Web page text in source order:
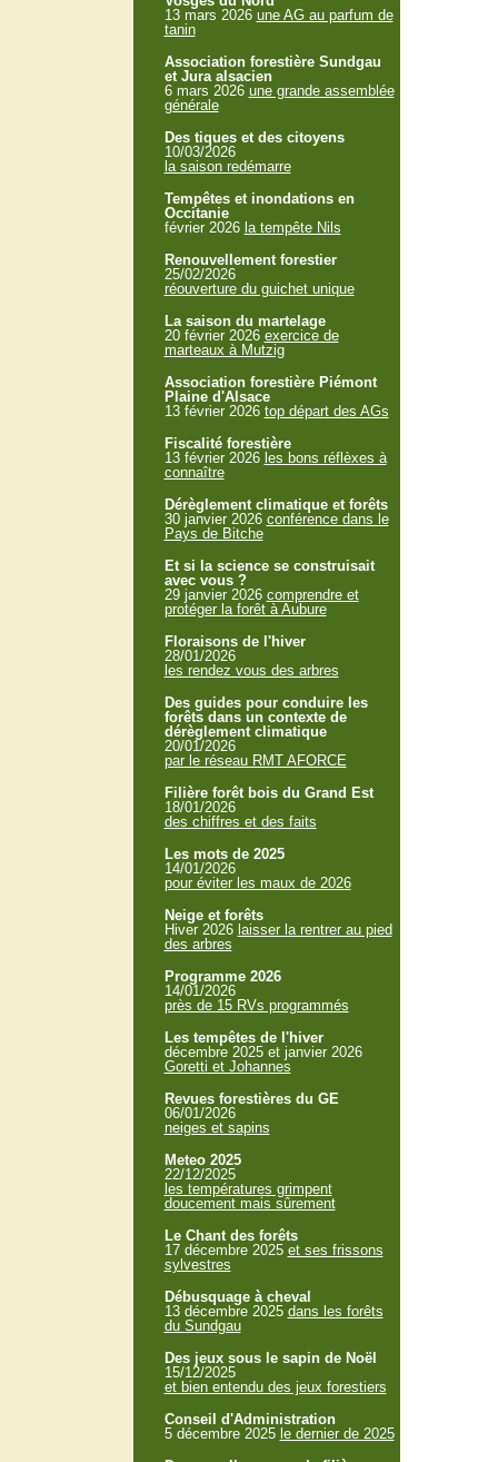
13 mars 2026 une AG au parfum de
tanin
Association forestière Sundgau
et Jura alsacien
6 mars 2026 une grande assemblée
générale
Des tiques et des citoyens
10/03/2026
la saison redémarre
Tempêtes et inondations en
Occitanie
février 2026 la tempête Nils
Renouvellement forestier
25/02/2026
réouverture du guichet unique
La saison du martelage
20 février 2026 exercice de
marteaux à Mutzig
Association forestière Piémont
Plaine d'Alsace
13 février 2026 top départ des AGs
Fiscalité forestière
13 février 2026 les bons réflèxes à
connaître
Dérèglement climatique et forêts
30 janvier 2026 conférence dans le
Pays de Bitche
Et si la science se construisait
avec vous ?
29 janvier 2026 comprendre et
protéger la forêt à Aubure
Floraisons de l'hiver
28/01/2026
les rendez vous des arbres
Des guides pour conduire les
forêts dans un contexte de
dérèglement climatique
20/01/2026
par le réseau RMT AFORCE
Filière forêt bois du Grand Est
18/01/2026
des chiffres et des faits
Les mots de 2025
14/01/2026
pour éviter les maux de 2026
Neige et forêts
Hiver 2026 laisser la rentrer au pied
des arbres
Programme 2026
14/01/2026
près de 15 RVs programmés
Les tempêtes de l'hiver
décembre 2025 et janvier 2026
Goretti et Johannes
Revues forestières du GE
06/01/2026
neiges et sapins
Meteo 2025
22/12/2025
les températures grimpent
doucement mais sûrement
Le Chant des forêts
17 décembre 2025 et ses frissons
sylvestres
Débusquage à cheval
13 décembre 2025 dans les forêts
du Sundgau
Des jeux sous le sapin de Noël
15/12/2025
et bien entendu des jeux forestiers
Conseil d'Administration
5 décembre 2025 le dernier de 2025